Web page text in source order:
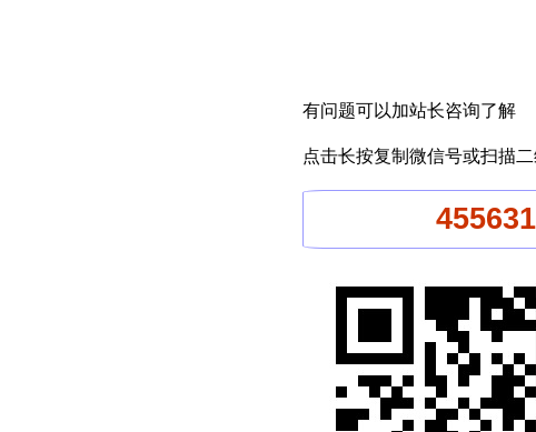
有问题可以加站长咨询了解
点击长按复制微信号或扫描